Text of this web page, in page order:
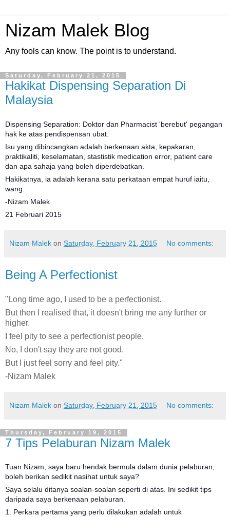
Nizam Malek Blog
Any fools can know. The point is to understand.
Saturday, February 21, 2015
Hakikat Dispensing Separation Di
Malaysia
Dispensing Separation: Doktor dan Pharmacist 'berebut' pegangan
hak ke atas pendispensan ubat.
Isu yang dibincangkan adalah berkenaan akta, kepakaran,
praktikaliti, keselamatan, stastistik medication error, patient care
dan apa sahaja yang boleh diperdebatkan.
Hakikatnya, ia adalah kerana satu perkataan empat huruf iaitu,
wang.
-Nizam Malek
21 Februari 2015
Nizam Malek on Saturday, February 21, 2015 No comments:
Being A Perfectionist
"Long time ago, I used to be a perfectionist.
But then I realised that, it doesn't bring me any further or
higher.
I feel pity to see a perfectionist people.
No, I don't say they are not good.
But I just feel sorry and feel pity."
-Nizam Malek
Nizam Malek on Saturday, February 21, 2015 No comments:
Thursday, February 19, 2015
7 Tips Pelaburan Nizam Malek
Tuan Nizam, saya baru hendak bermula dalam dunia pelaburan,
boleh berikan sedikit nasihat untuk saya?
Saya selalu ditanya soalan-soalan seperti di atas. Ini sedikit tips
daripada saya berkenaan pelaburan.
1. Perkara pertama yang perlu dilakukan adalah untuk